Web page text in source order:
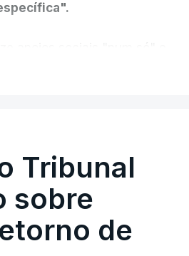
dar um passo na direção
Tribunal
sobre
de